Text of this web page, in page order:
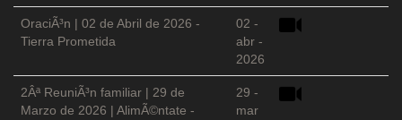
OraciÃ³n | 02 de Abril de 2026 -
Tierra Prometida
02 -
abr -
2026
2Âª ReuniÃ³n familiar | 29 de
Marzo de 2026 | AlimÃ©ntate -
29 -
mar